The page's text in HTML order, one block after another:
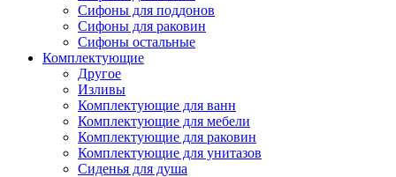
Сифоны для поддонов
Сифоны для раковин
Сифоны остальные
Комплектующие
Другое
Изливы
Комплектующие для ванн
Комплектующие для мебели
Комплектующие для раковин
Комплектующие для унитазов
Сиденья для душа